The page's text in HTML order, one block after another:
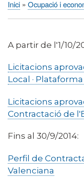
Fil
Inici Ocupació i
A partir de l'1/10/
Licitacions
Local ·
Licitacions
Contractació de
Fins al 30/9/2014:
Perfil de
Valenciana